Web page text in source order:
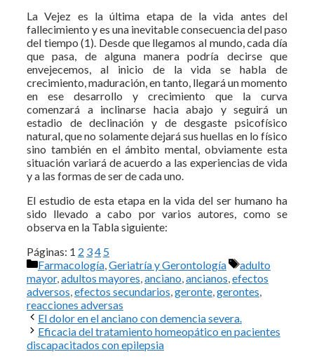
La Vejez es la última etapa de la vida antes del
fallecimiento y es una inevitable consecuencia del paso
del tiempo (1). Desde que llegamos al mundo, cada día
que pasa, de alguna manera podría decirse que
envejecemos, al inicio de la vida se habla de
crecimiento, maduración, en tanto, llegará un momento
en ese desarrollo y crecimiento que la curva
comenzará a inclinarse hacia abajo y seguirá un
estadio de declinación y de desgaste psicofísico
natural, que no solamente dejará sus huellas en lo físico
sino también en el ámbito mental, obviamente esta
situación variará de acuerdo a las experiencias de vida
y a las formas de ser de cada uno.
El estudio de esta etapa en la vida del ser humano ha
sido llevado a cabo por varios autores, como se
observa en la Tabla siguiente:
Páginas: 1 2 34 5
Categorías
Farmacología Geriatría y Gerontología Etiquetas
adulto
mayor, adultos mayores anciano ancianos efectos
adversos efectos secundarios geronte gerontes
reacciones adversas
El dolor en el anciano con demencia severa.
Eficacia del tratamiento homeopático en pacientes
discapacitados con epilepsia